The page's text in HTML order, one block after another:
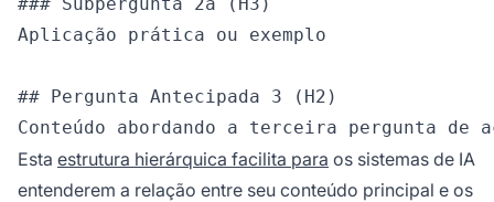
Aplicação prática ou exemplo
## Pergunta Antecipada 3 (H2)
Esta estrutura hierárquica facilita para os sistemas de IA
entenderem a relação entre seu conteúdo principal e os